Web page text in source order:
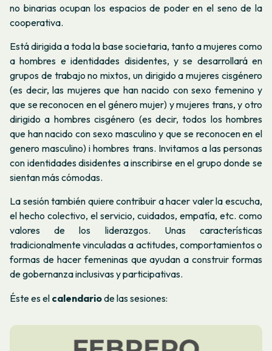
no binarias ocupan los espacios de poder en el seno de la
cooperativa.
Está dirigida a toda la base societaria, tanto a mujeres como
a hombres e identidades disidentes, y se desarrollará en
grupos de trabajo no mixtos, un dirigido a mujeres cisgénero
(es decir, las mujeres que han nacido con sexo femenino y
que se reconocen en el género mujer) y mujeres trans, y otro
dirigido a hombres cisgénero (es decir, todos los hombres
que han nacido con sexo masculino y que se reconocen en el
genero masculino) i hombres trans. Invitamos a las personas
con identidades disidentes a inscribirse en el grupo donde se
sientan más cómodas.
La sesión también quiere contribuir a hacer valer la escucha,
el hecho colectivo, el servicio, cuidados, empatía, etc. como
valores de los liderazgos. Unas características
tradicionalmente vinculadas a actitudes, comportamientos o
formas de hacer femeninas que ayudan a construir formas
de gobernanza inclusivas y participativas.
Éste es el calendariode las sesiones: